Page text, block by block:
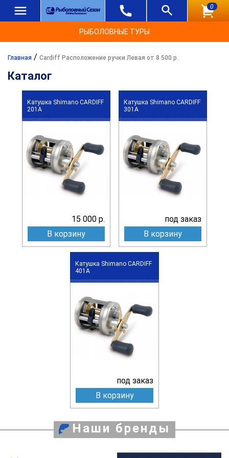
0
РЫБОЛОВНЫЕ ТУРЫ
Главная / Cardiff Расположение ручки Левая от 8 500 р.
Каталог
Катушка Shimano CARDIFF
201A
15 000 р.
В корзину
Катушка Shimano CARDIFF
301A
под заказ
В корзину
Катушка Shimano CARDIFF
401A
под заказ
В корзину
Наши бренды